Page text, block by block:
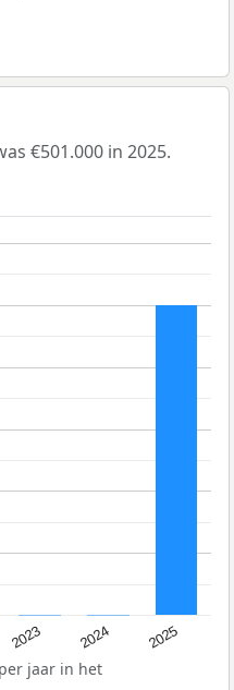
€501.000 in 2025.
2023 2024 2025
jaar in het